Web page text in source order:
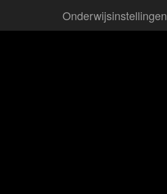
Onderwijsinstellingen